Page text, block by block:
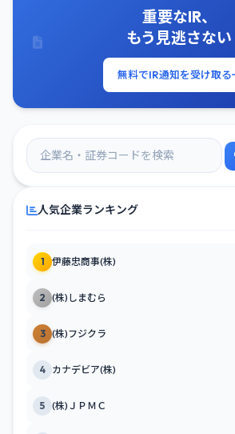
重要なIR、
もう見逃さない
無料でIR通知を受け取る
人気企業ランキング
1 伊藤忠商事(株)
2 (株)しまむら
3 (株)フジクラ
4 カナデビア(株)
5 (株)ＪＰＭＣ